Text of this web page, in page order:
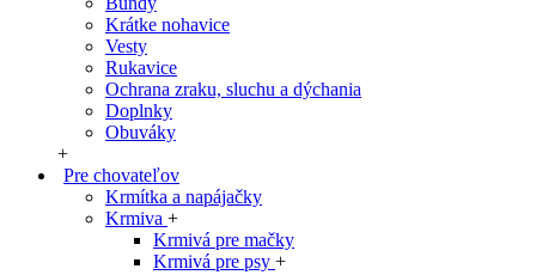
Krátke nohavice
Vesty
Rukavice
Ochrana zraku, sluchu a dýchania
Doplnky
Obuváky
+
Pre chovateľov
Krmítka a napájačky
Krmiva +
Krmivá pre mačky
Krmivá pre psy +